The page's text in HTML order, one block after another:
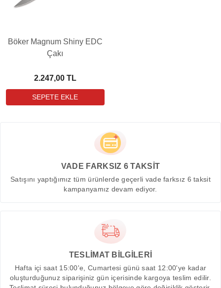
Böker Magnum Shiny EDC
Çakı
2.247,00 TL
VADE FARKSIZ 6 TAKSİT
Satışını yaptığımız tüm ürünlerde geçerli vade farksız 6 taksit
kampanyamız devam ediyor.
TESLİMAT BİLGİLERİ
Hafta içi saat 15:00'e, Cumartesi günü saat 12:00'ye kadar
oluşturduğunuz siparişiniz gün içerisinde kargoya teslim edilir.